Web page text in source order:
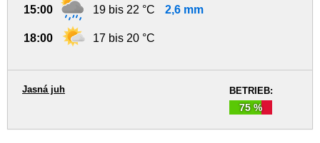
15:00 19 bis 22 °C 2,6 mm
18:00 17 bis 20 °C
BETRIEB:
75 %
Jasná juh